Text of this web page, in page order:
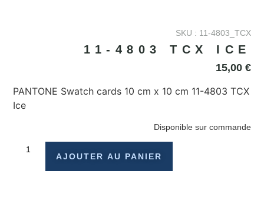
SKU : 11-4803_TCX
11-4803 TCX ICE
15,00 €
PANTONE Swatch cards 10 cm x 10 cm 11-4803 TCX
Ice
Disponible sur commande
AJOUTER AU PANIER